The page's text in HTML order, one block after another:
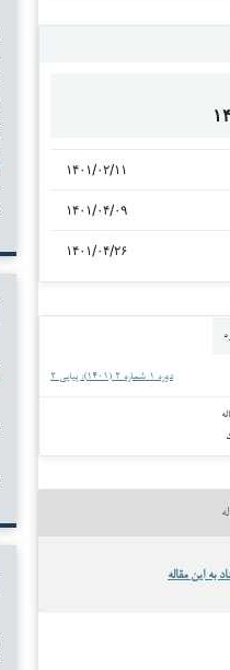
۱۴۰۱/۰۲/۱۱
۱۴۰۱/۰۴/۰۹
۱۴۰۱/۰۴/۲۶
دوره ۱ شماره ۲ (۱۴۰۱): پیاپی ۲
به این مقاله